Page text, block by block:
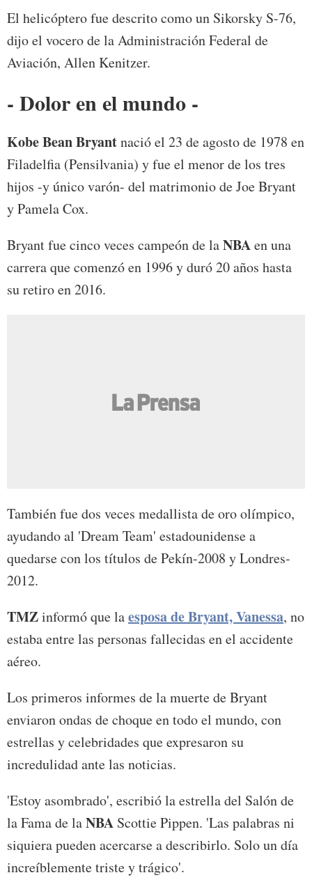
El helicóptero fue descrito como un Sikorsky S-76,
dijo el vocero de la Administración Federal de
Aviación, Allen Kenitzer.
- Dolor en el mundo -
Kobe Bean Bryantnació el 23 de agosto de 1978 en
Filadelfia (Pensilvania) y fue el menor de los tres
hijos -y único varón- del matrimonio de Joe Bryant
y Pamela Cox.
Bryant fue cinco veces campeón de laNBAen una
carrera que comenzó en 1996 y duró 20 años hasta
su retiro en 2016.
También fue dos veces medallista de oro olímpico,
ayudando al 'Dream Team' estadounidense a
quedarse con los títulos de Pekín-2008 y Londres-
2012.
TMZinformó que laesposa de Bryant, Vanessa, no
estaba entre las personas fallecidas en el accidente
aéreo.
Los primeros informes de la muerte de Bryant
enviaron ondas de choque en todo el mundo, con
estrellas y celebridades que expresaron su
incredulidad ante las noticias.
'Estoy asombrado', escribió la estrella del Salón de
la Fama de laNBA Scottie Pippen. 'Las palabras ni
siquiera pueden acercarse a describirlo. Solo un día
increíblemente triste y trágico'.